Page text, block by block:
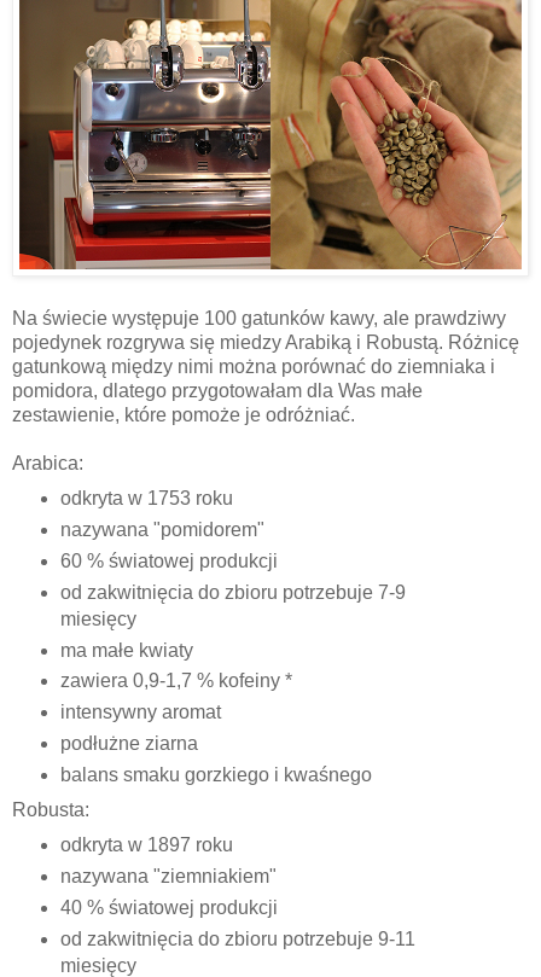
Na świecie występuje 100 gatunków kawy, ale prawdziwy
pojedynek rozgrywa się miedzy Arabiką i Robustą. Różnicę
gatunkową między nimi można porównać do ziemniaka i
pomidora, dlatego przygotowałam dla Was małe
zestawienie, które pomoże je odróżniać.
Arabica:
odkryta w 1753 roku
nazywana "pomidorem"
60 % światowej produkcji
od zakwitnięcia do zbioru potrzebuje 7-9
miesięcy
ma małe kwiaty
zawiera 0,9-1,7 % kofeiny *
intensywny aromat
podłużne ziarna
balans smaku gorzkiego i kwaśnego
Robusta:
odkryta w 1897 roku
nazywana "ziemniakiem"
40 % światowej produkcji
od zakwitnięcia do zbioru potrzebuje 9-11
miesięcy